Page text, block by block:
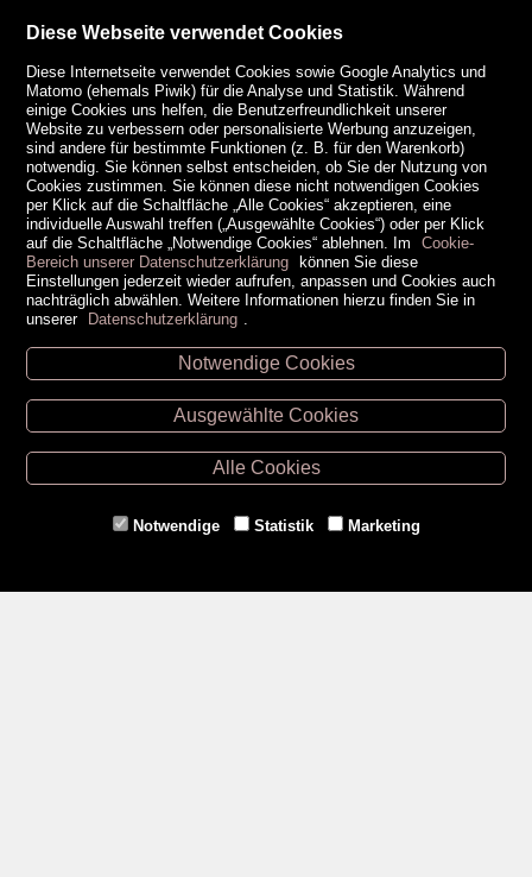
Unsere Öffnungszeiten
Retz -02942/20433
Hollabrunn -02952/30057
Eggenburg -02984/3836
Gmünd -
Diese Webseite verwendet Cookies
Diese Internetseite verwendet Cookies sowie Google Analytics und
Matomo (ehemals Piwik) für die Analyse und Statistik. Während
einige Cookies uns helfen, die Benutzerfreundlichkeit unserer
Website zu verbessern oder personalisierte Werbung anzuzeigen,
sind andere für bestimmte Funktionen (z. B. für den Warenkorb)
notwendig. Sie können selbst entscheiden, ob Sie der Nutzung von
Cookies zustimmen. Sie können diese nicht notwendigen Cookies
per Klick auf die Schaltfläche „Alle Cookies“ akzeptieren, eine
individuelle Auswahl treffen („Ausgewählte Cookies“) oder per Klick
auf die Schaltfläche „Notwendige Cookies“ ablehnen. Im
Cookie-
Bereich unserer Datenschutzerklärung können Sie diese
Einstellungen jederzeit wieder aufrufen, anpassen und Cookies auch
nachträglich abwählen. Weitere Informationen hierzu finden Sie in
unserer Datenschutzerklärung
Notwendige Cookies
Ausgewählte Cookies
Alle Cookies
Notwendige Statistik Marketing